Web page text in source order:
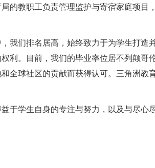
的教职工负责管理监护与寄宿家庭项目
我们排名居高，始终致力于为学生打造
利。目前，我们的毕业率位居不列颠哥
全球社区的贡献而获得认可。三角洲教
于学生自身的专注与努力，以及与尽心